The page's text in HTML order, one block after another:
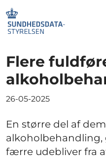
Flere
26-05-2025
En større del af
alkoholbehandling,
færre udebliver fra